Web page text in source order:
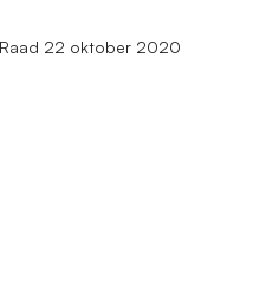
22 oktober 2020